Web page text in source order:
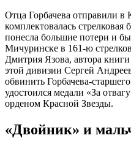
Отца Горбачева отправили в
комплектовалась стрелковая
понесла большие потери и
Мичуринске в 161-ю
Дмитрия Язова, автора
этой дивизии Сергей
обвинить Горбачева-
удостоился медали «За
орденом Красной Звезды.
«Двойник» и